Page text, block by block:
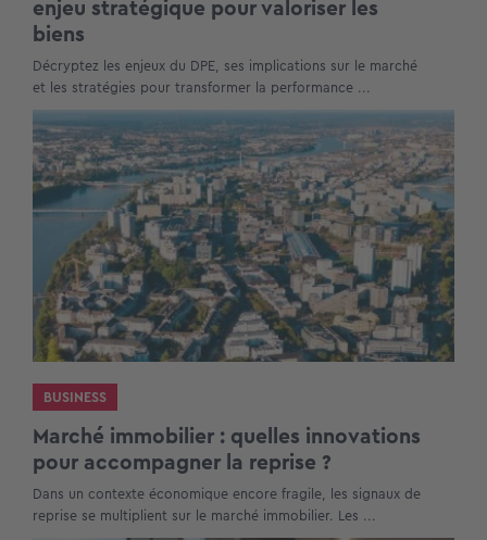
enjeu stratégique pour valoriser les
biens
Décryptez les enjeux du DPE, ses implications sur le marché
et les stratégies pour transformer la performance ...
BUSINESS
Marché immobilier : quelles innovations
pour accompagner la reprise ?
Dans un contexte économique encore fragile, les signaux de
reprise se multiplient sur le marché immobilier. Les ...